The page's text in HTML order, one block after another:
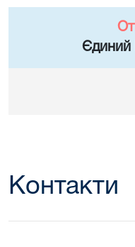
Єдиний
Контакти